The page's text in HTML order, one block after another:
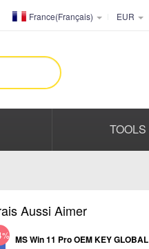
France(Français) EUR
TOOLS
Aussi Aimer
MS Win 11 Pro OEM KEY GLOBAL